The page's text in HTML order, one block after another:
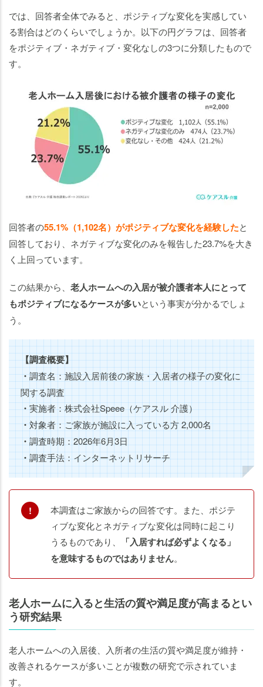
では、回答者全体でみると、ポジティブな変化を実感してい
る割合はどのくらいでしょうか。以下の円グラフは、回答者
をポジティブ・ネガティブ・変化なしの3つに分類したもので
す。
回答者の55.1%（1,102名）がポジティブな変化を経験したと
回答しており、ネガティブな変化のみを報告した23.7%を大き
く上回っています。
この結果から、 老人ホームへの入居が被介護者本人にとって
もポジティブになるケースが多いという事実が分かるでしょ
う。
【調査概要】
・調査名：施設入居前後の家族・入居者の様子の変化に
関する調査
・実施者：株式会社Speee（ケアスル 介護）
・対象者：ご家族が施設に入っている方 2,000名
・調査時期：2026年6月3日
・調査手法：インターネットリサーチ
本調査はご家族からの回答です。また、ポジテ
ィブな変化とネガティブな変化は同時に起こり
うるものであり、
「入居すれば必ずよくなる」
を意味するものではありません。
老人ホームに入ると生活の質や満足度が高まるとい
う研究結果
老人ホームへの入居後、入所者の生活の質や満足度が維持・
改善されるケースが多いことが複数の研究で示されていま
す。
老人ホームの 知りたいことがわかる
老人ホームの 知りたいことがわかる